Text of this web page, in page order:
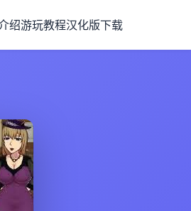
绍游玩教程汉化版下载